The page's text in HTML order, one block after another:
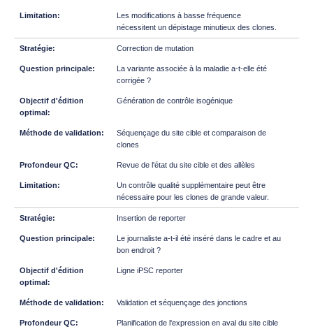
Les modifications à basse fréquence
nécessitent un dépistage minutieux des clones.
Correction de mutation
La variante associée à la maladie a-t-elle été
corrigée ?
Génération de contrôle isogénique
Séquençage du site cible et comparaison de
clones
Revue de l'état du site cible et des allèles
Un contrôle qualité supplémentaire peut être
nécessaire pour les clones de grande valeur.
Insertion de reporter
Le journaliste a-t-il été inséré dans le cadre et au
bon endroit ?
Ligne iPSC reporter
Validation et séquençage des jonctions
Planification de l'expression en aval du site cible